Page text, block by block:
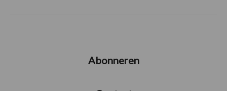
Abonneren